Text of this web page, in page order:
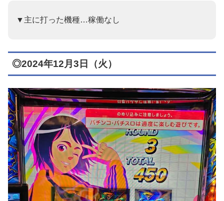
▼主に打った機種…稼働なし
◎2024年12月3日（火）